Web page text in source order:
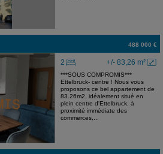
488 000 €
+/- 83,26 m²
2
***SOUS COMPROMIS***
Ettelbruck- centre ! Nous vous
proposons ce bel appartement de
83.26m2, idéalement situé en
plein centre d'Ettelbruck, à
proximité immédiate des
commerces,...